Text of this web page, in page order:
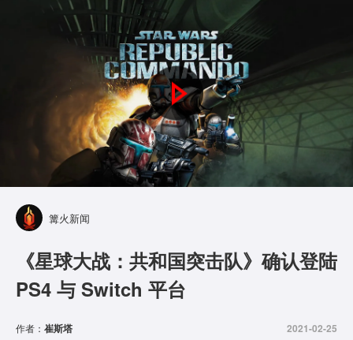
P
l
a
V
i
篝火新闻
《星球大战：共和国突击队》确认登陆
PS4 与 Switch 平台
作者： 崔斯塔 2021-02-25